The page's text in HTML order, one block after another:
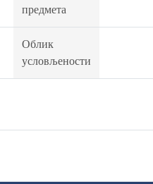
предмета
Облик
условљености